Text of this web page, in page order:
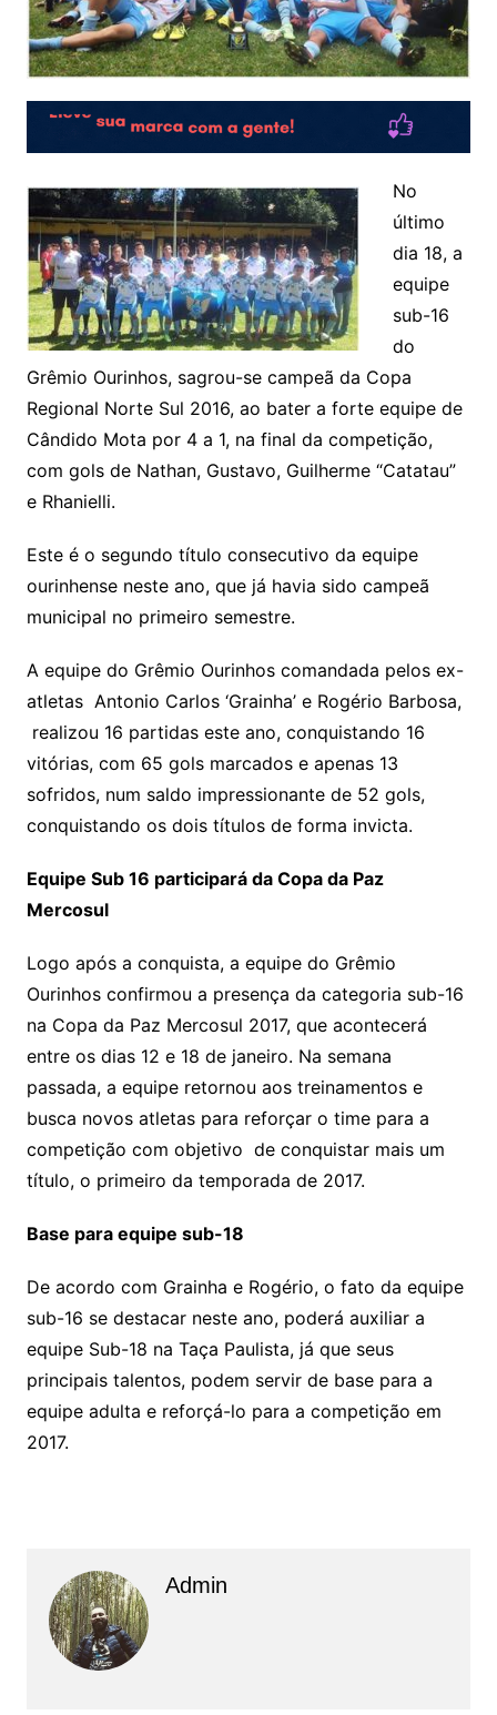
No
último
dia 18, a
equipe
sub-16
do
Grêmio Ourinhos, sagrou-se campeã da Copa
Regional Norte Sul 2016, ao bater a forte equipe de
Cândido Mota por 4 a 1, na final da competição,
com gols de Nathan, Gustavo, Guilherme “Catatau”
e Rhanielli.
Este é o segundo título consecutivo da equipe
ourinhense neste ano, que já havia sido campeã
municipal no primeiro semestre.
A equipe do Grêmio Ourinhos comandada pelos ex-
atletas Antonio Carlos ‘Grainha’ e Rogério Barbosa,
realizou 16 partidas este ano, conquistando 16
vitórias, com 65 gols marcados e apenas 13
sofridos, num saldo impressionante de 52 gols,
conquistando os dois títulos de forma invicta.
Equipe Sub 16 participará da Copa da Paz
Mercosul
Logo após a conquista, a equipe do Grêmio
Ourinhos confirmou a presença da categoria sub-16
na Copa da Paz Mercosul 2017, que acontecerá
entre os dias 12 e 18 de janeiro. Na semana
passada, a equipe retornou aos treinamentos e
busca novos atletas para reforçar o time para a
competição com objetivo de conquistar mais um
título, o primeiro da temporada de 2017.
Base para equipe sub-18
De acordo com Grainha e Rogério, o fato da equipe
sub-16 se destacar neste ano, poderá auxiliar a
equipe Sub-18 na Taça Paulista, já que seus
principais talentos, podem servir de base para a
equipe adulta e reforçá-lo para a competição em
2017.
Admin